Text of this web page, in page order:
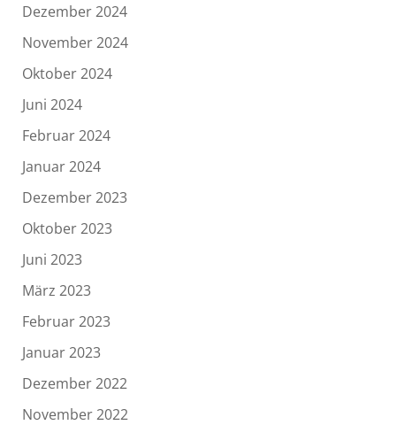
Dezember 2024
November 2024
Oktober 2024
Juni 2024
Februar 2024
Januar 2024
Dezember 2023
Oktober 2023
Juni 2023
März 2023
Februar 2023
Januar 2023
Dezember 2022
November 2022